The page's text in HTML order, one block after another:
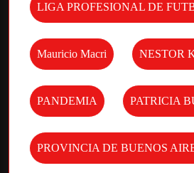
LIGA PROFESIONAL DE
Mauricio Macri NESTOR
PANDEMIA PATRICIA
PROVINCIA DE BUENOS